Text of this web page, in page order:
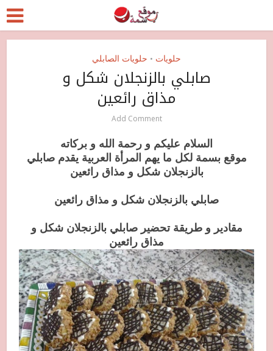
حلويات • حلويات الصابلي
صابلي بالزنجلان شكل و
مذاق رائعين
Add Comment
السلام عليكم و رحمة الله و بركاته
موقع بسمة لكل ما يهم المرأة العربية يقدم صابلي
بالزنجلان شكل و مذاق رائعين
صابلي بالزنجلان شكل و مذاق رائعين
مقادير و طريقة تحضير صابلي بالزنجلان شكل و
مذاق رائعين